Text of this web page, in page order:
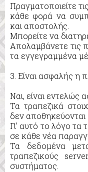
Πραγματοποιείτε
κάθε φορά να
και αποστολής.
Μπορείτε να
Απολαμβάνετε τις
τα εγγεγραμμένα
3. Είναι ασφαλής
Ναι, είναι εντελώς
Τα τραπεζικά
δεν
Γι’ αυτό το λόγο τα
σε κάθε νέα
Τα δεδομένα
τραπεζικούς
συστήματος.